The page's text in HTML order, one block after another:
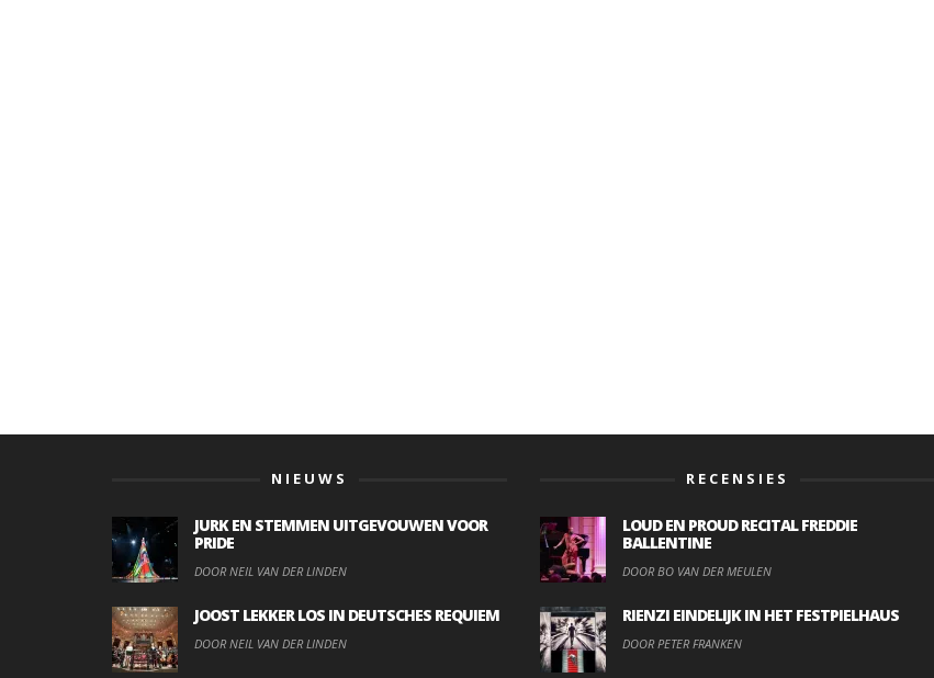
NIEUWS
JURK EN STEMMEN UITGEVOUWEN VOOR
PRIDE
DOOR NEIL VAN DER LINDEN
JOOST LEKKER LOS IN DEUTSCHES REQUIEM
DOOR NEIL VAN DER LINDEN
RECENSIES
LOUD EN PROUD RECITAL FREDDIE
BALLENTINE
DOOR BO VAN DER MEULEN
RIENZI EINDELIJK IN HET FESTPIELHAUS
DOOR PETER FRANKEN